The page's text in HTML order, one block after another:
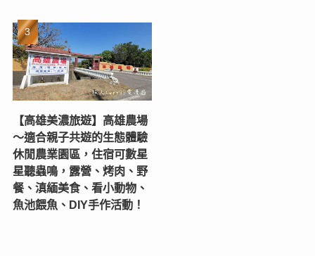
【高雄美濃旅遊】高雄農場
〜適合親子共遊的生態體驗
休閒農業園區，住宿可數星
星聽蟲鳴，露營、烤肉、野
餐、滇緬美食、看小動物、
魚池餵魚、DIY手作活動！